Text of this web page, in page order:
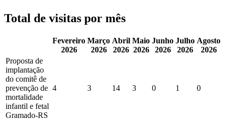
Total de visitas por mês
Fevereiro
2026
Março
2026
Abril
2026
Maio
2026
Junho
2026
Julho
2026
Agosto
2026
Proposta de
implantação
do comitê de
prevenção de
mortalidade
infantil e fetal
Gramado-RS
4 3 14 3 0 1 0